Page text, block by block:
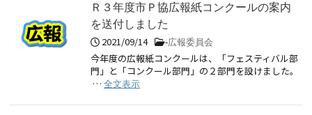
Ｒ３年度市Ｐ協広報紙コンクールの案内
を送付しました
2021/09/14 -広報委員会
今年度の広報紙コンクールは、「フェスティバル部
門」と「コンクール部門」の２部門を設けました。
… 全文表示